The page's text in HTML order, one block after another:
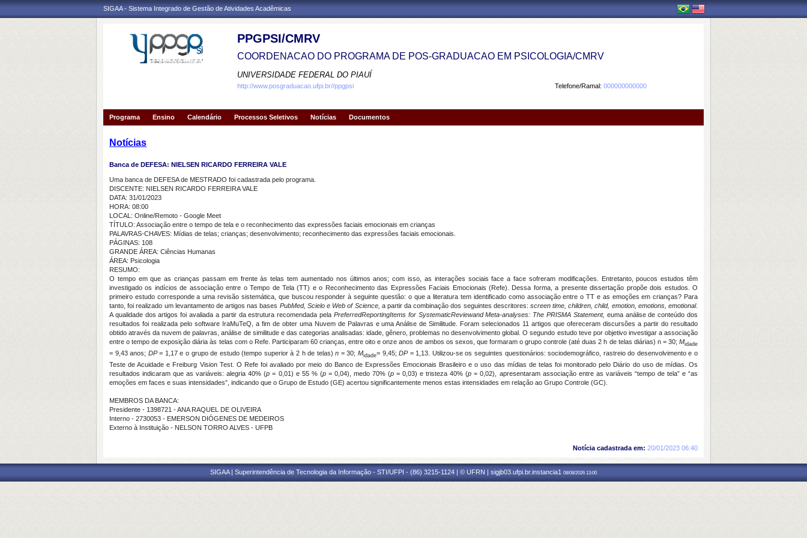
SIGAA - Sistema Integrado de Gestão de Atividades Acadêmicas
PPGPSI/CMRV
COORDENACAO DO PROGRAMA DE POS-GRADUACAO EM PSICOLOGIA/CMRV
UNIVERSIDADE FEDERAL DO PIAUÍ
Telefone/Ramal: 000000000000
http://www.posgraduacao.ufpi.br//ppgpsi
Programa Ensino Calendário Processos Seletivos Notícias Documentos
Notícias
Banca de DEFESA: NIELSEN RICARDO FERREIRA VALE
Uma banca de DEFESA de MESTRADO foi cadastrada pelo programa.
DISCENTE: NIELSEN RICARDO FERREIRA VALE
DATA: 31/01/2023
HORA: 08:00
LOCAL: Online/Remoto - Google Meet
TÍTULO: Associação entre o tempo de tela e o reconhecimento das expressões faciais emocionais em crianças
PALAVRAS-CHAVES: Mídias de telas; crianças; desenvolvimento; reconhecimento das expressões faciais emocionais.
PÁGINAS: 108
GRANDE ÁREA: Ciências Humanas
ÁREA: Psicologia
RESUMO:
O tempo em que as crianças passam em frente às telas tem aumentado nos últimos anos; com isso, as interações sociais face a face sofreram modificações. Entretanto, poucos estudos têm
investigado os indícios de associação entre o Tempo de Tela (TT) e o Reconhecimento das Expressões Faciais Emocionais (Refe). Dessa forma, a presente dissertação propõe dois estudos. O
primeiro estudo corresponde a uma revisão sistemática, que buscou responder à seguinte questão: o que a literatura tem identificado como associação entre o TT e as emoções em crianças? Para
tanto, foi realizado um levantamento de artigos nas bases PubMed, Scielo e Web of Science, a partir da combinação dos seguintes descritores: screen time, children, child, emotion, emotions, emotional.
A qualidade dos artigos foi avaliada a partir da estrutura recomendada pela PreferredReportingItems for SystematicReviewand Meta-analyses: The PRISMA Statement, euma análise de conteúdo dos
resultados foi realizada pelo software IraMuTeQ, a fim de obter uma Nuvem de Palavras e uma Análise de Similitude. Foram selecionados 11 artigos que ofereceram discursões a partir do resultado
obtido através da nuvem de palavras, análise de similitude e das categorias analisadas: idade, gênero, problemas no desenvolvimento global. O segundo estudo teve por objetivo investigar a associação
entre o tempo de exposição diária às telas com o Refe. Participaram 60 crianças, entre oito e onze anos de ambos os sexos, que formaram o grupo controle (até duas 2 h de telas diárias) n = 30; Midade
= 9,43 anos; DP= 1,17 e o grupo de estudo (tempo superior à 2 h de telas)n = 30;Midade= 9,45;DP= 1,13. Utilizou-se os seguintes questionários: sociodemográfico, rastreio do desenvolvimento e o
Teste de Acuidade e Freiburg Vision Test. O Refe foi avaliado por meio do Banco de Expressões Emocionais Brasileiro e o uso das mídias de telas foi monitorado pelo Diário do uso de mídias. Os
resultados indicaram que as variáveis: alegria 40% (p = 0,01) e 55 % (p= 0,04), medo 70% (p = 0,03) e tristeza 40% (p = 0,02), apresentaram associação entre as variáveis “tempo de tela” e “as
emoções em faces e suas intensidades”, indicando que o Grupo de Estudo (GE) acertou significantemente menos estas intensidades em relação ao Grupo Controle (GC).
MEMBROS DA BANCA:
Presidente - 1398721 - ANA RAQUEL DE OLIVEIRA
Interno - 2730053 - EMERSON DIÓGENES DE MEDEIROS
Externo à Instituição - NELSON TORRO ALVES - UFPB
Notícia cadastrada em: 20/01/2023 06:40
SIGAA | Superintendência de Tecnologia da Informação - STI/UFPI - (86) 3215-1124 | © UFRN | sigjb03.ufpi.br.instancia1 08/08/2026 13:00